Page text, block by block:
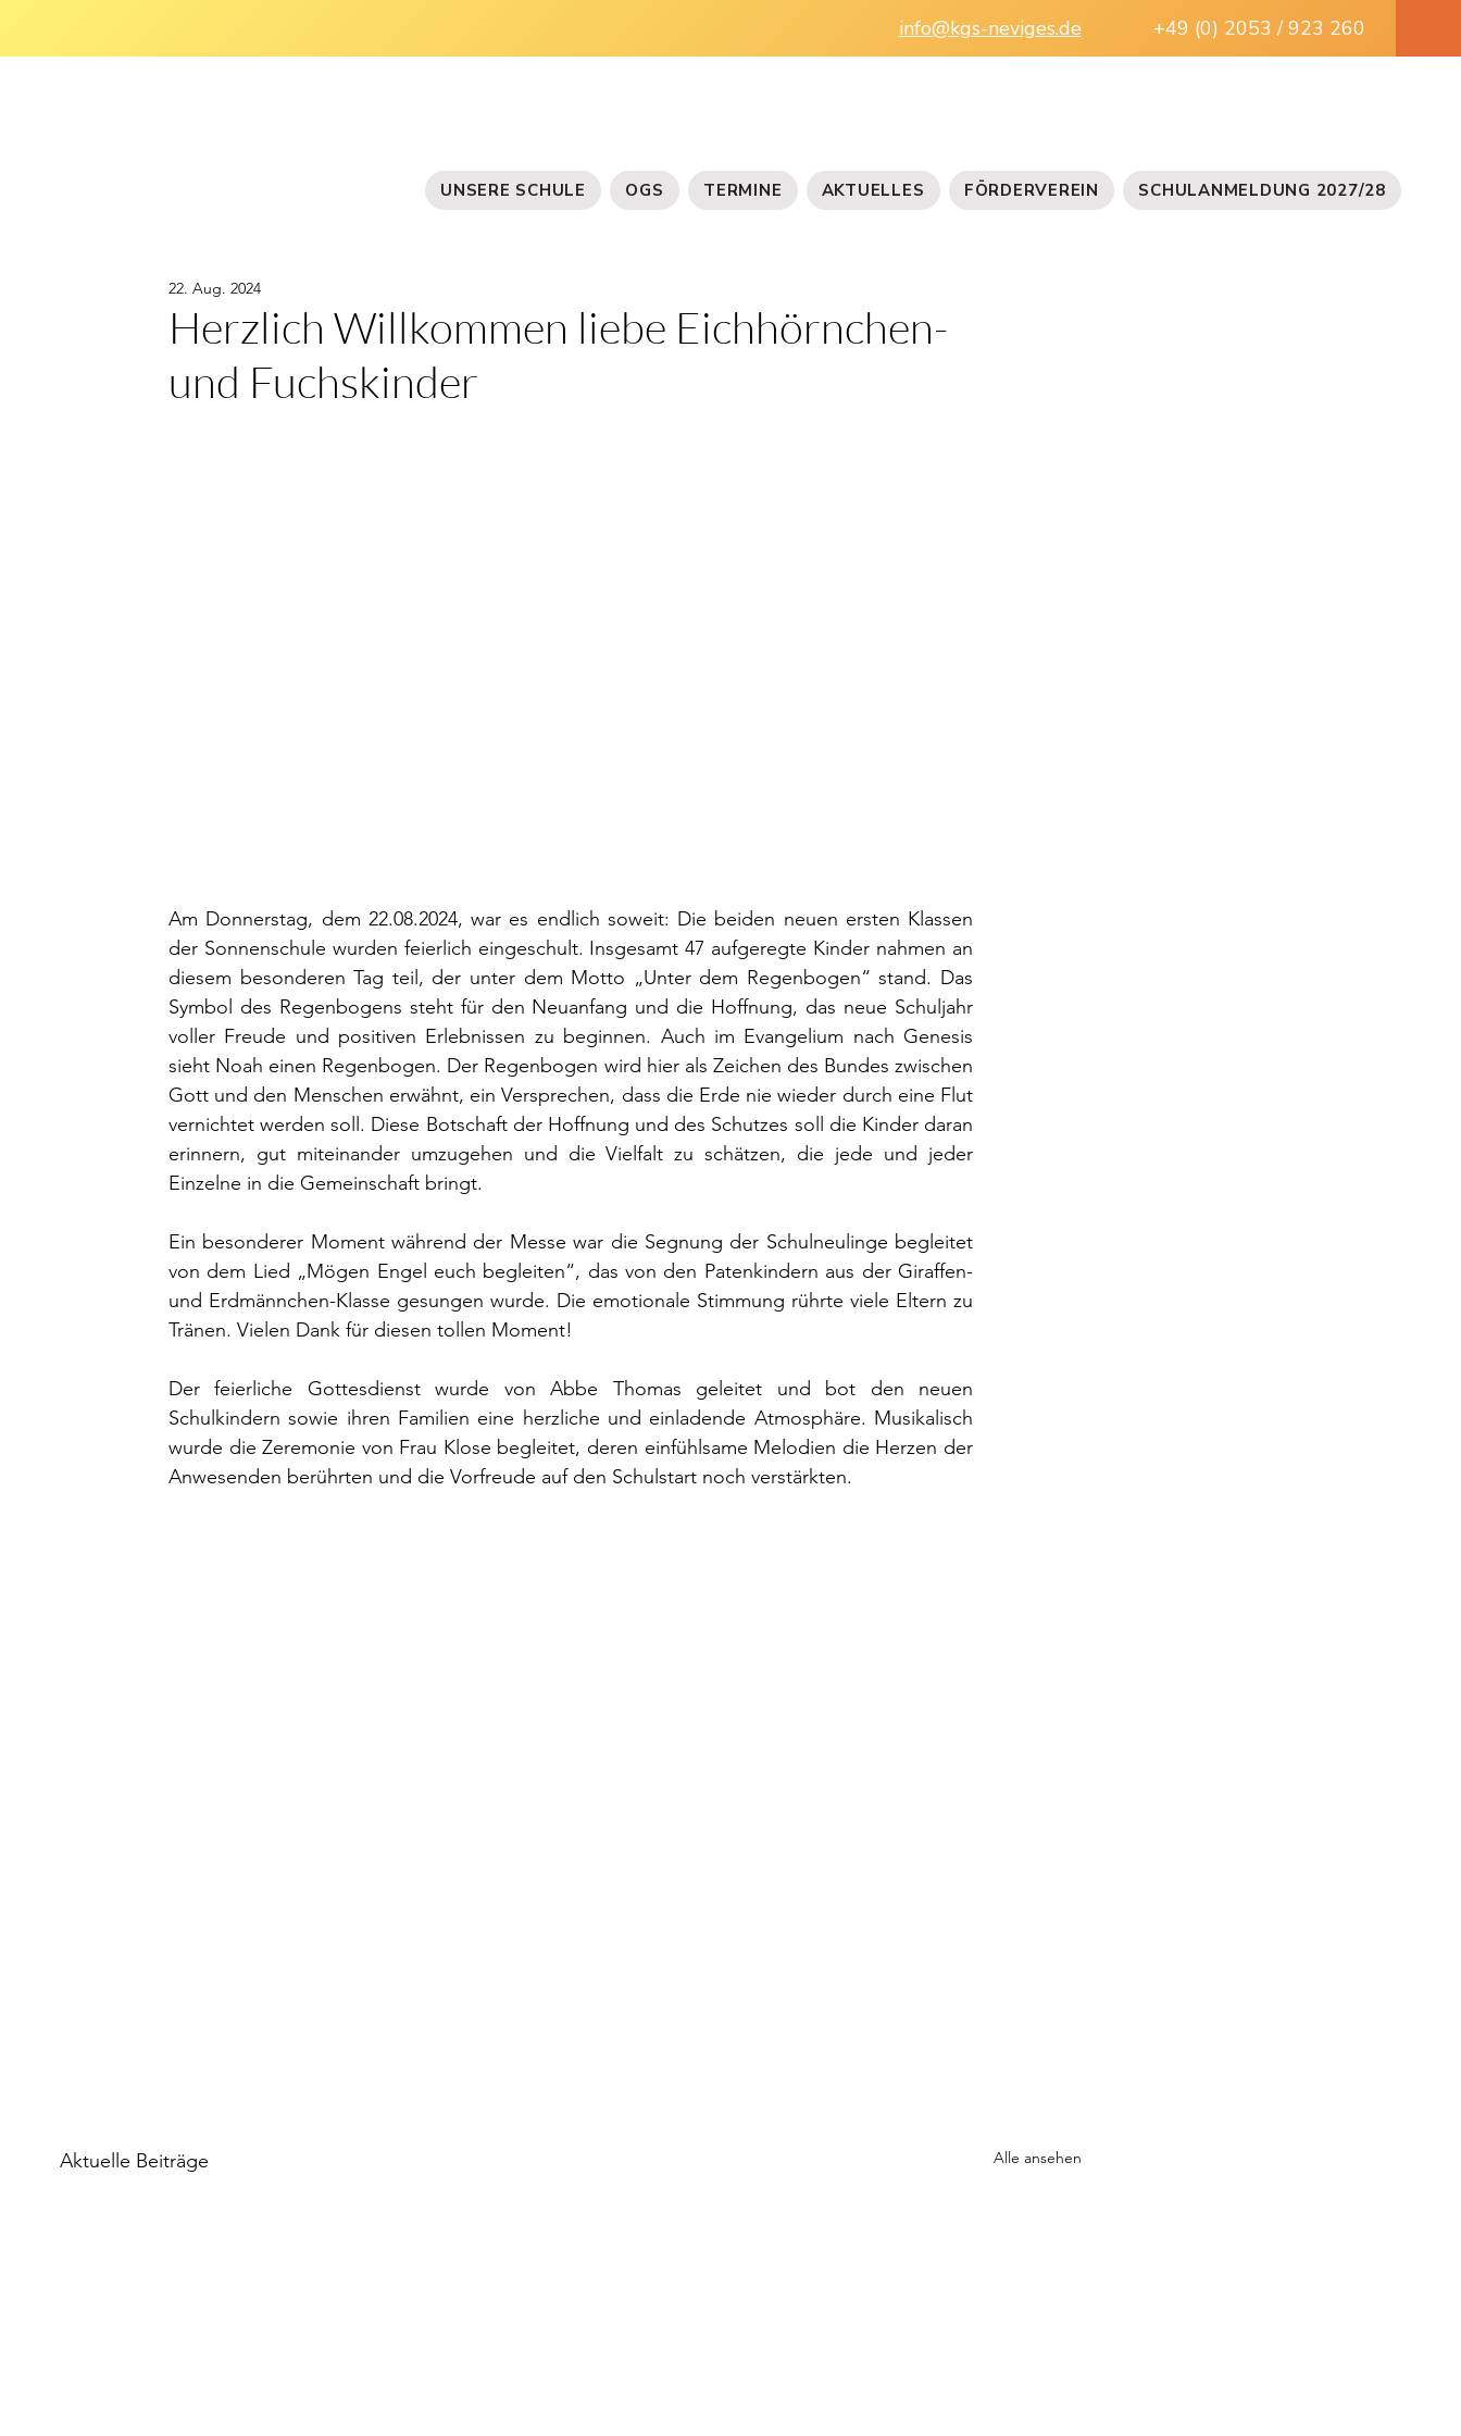
info@kgs-neviges.de +49 (0) 2053 / 923 260
UNSERE SCHULE OGS TERMINE AKTUELLES FÖRDERVEREIN SCHULANMELDUNG 2027/28
Herzlich Willkommen liebe Eichhörnchen-
und Fuchskinder
22. Aug. 2024
Am Donnerstag, dem 22.08.2024, war es endlich soweit: Die beiden neuen ersten Klassen
der Sonnenschule wurden feierlich eingeschult. Insgesamt 47 aufgeregte Kinder nahmen an
diesem besonderen Tag teil, der unter dem Motto „Unter dem Regenbogen“ stand. Das
Symbol des Regenbogens steht für den Neuanfang und die Hoffnung, das neue Schuljahr
voller Freude und positiven Erlebnissen zu beginnen. Auch im Evangelium nach Genesis
sieht Noah einen Regenbogen. Der Regenbogen wird hier als Zeichen des Bundes zwischen
Gott und den Menschen erwähnt, ein Versprechen, dass die Erde nie wieder durch eine Flut
vernichtet werden soll. Diese Botschaft der Hoffnung und des Schutzes soll die Kinder daran
erinnern, gut miteinander umzugehen und die Vielfalt zu schätzen, die jede und jeder
Einzelne in die Gemeinschaft bringt.
Ein besonderer Moment während der Messe war die Segnung der Schulneulinge begleitet
von dem Lied „Mögen Engel euch begleiten“, das von den Patenkindern aus der Giraffen-
und Erdmännchen-Klasse gesungen wurde. Die emotionale Stimmung rührte viele Eltern zu
Tränen. Vielen Dank für diesen tollen Moment!
Der feierliche Gottesdienst wurde von Abbe Thomas geleitet und bot den neuen
Schulkindern sowie ihren Familien eine herzliche und einladende Atmosphäre. Musikalisch
wurde die Zeremonie von Frau Klose begleitet, deren einfühlsame Melodien die Herzen der
Anwesenden berührten und die Vorfreude auf den Schulstart noch verstärkten.
Aktuelle Beiträge Alle ansehen